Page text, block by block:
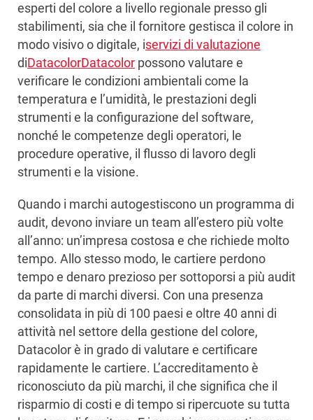
esperti del colore a livello regionale presso gli
stabilimenti, sia che il fornitore gestisca il colore in
modo visivo o digitale, iservizi di valutazione
diDatacolorDatacolor possono valutare e
verificare le condizioni ambientali come la
temperatura e l’umidità, le prestazioni degli
strumenti e la configurazione del software,
nonché le competenze degli operatori, le
procedure operative, il flusso di lavoro degli
strumenti e la visione.
Quando i marchi autogestiscono un programma di
audit, devono inviare un team all’estero più volte
all’anno: un’impresa costosa e che richiede molto
tempo. Allo stesso modo, le cartiere perdono
tempo e denaro prezioso per sottoporsi a più audit
da parte di marchi diversi. Con una presenza
consolidata in più di 100 paesi e oltre 40 anni di
attività nel settore della gestione del colore,
Datacolor è in grado di valutare e certificare
rapidamente le cartiere. L’accreditamento è
riconosciuto da più marchi, il che significa che il
risparmio di costi e di tempo si ripercuote su tutta